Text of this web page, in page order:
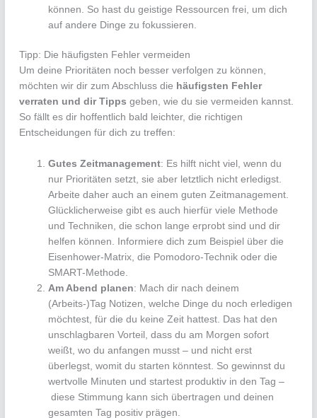
können. So hast du geistige Ressourcen frei, um dich
auf andere Dinge zu fokussieren.
Tipp: Die häufigsten Fehler vermeiden
Um deine Prioritäten noch besser verfolgen zu können,
möchten wir dir zum Abschluss die häufigsten Fehler
verraten und dir Tipps geben, wie du sie vermeiden kannst.
So fällt es dir hoffentlich bald leichter, die richtigen
Entscheidungen für dich zu treffen:
Gutes Zeitmanagement: Es hilft nicht viel, wenn du
nur Prioritäten setzt, sie aber letztlich nicht erledigst.
Arbeite daher auch an einem guten Zeitmanagement.
Glücklicherweise gibt es auch hierfür viele Methode
und Techniken, die schon lange erprobt sind und dir
helfen können. Informiere dich zum Beispiel über die
Eisenhower-Matrix, die Pomodoro-Technik oder die
SMART-Methode.
Am Abend planen: Mach dir nach deinem
(Arbeits-)Tag Notizen, welche Dinge du noch erledigen
möchtest, für die du keine Zeit hattest. Das hat den
unschlagbaren Vorteil, dass du am Morgen sofort
weißt, wo du anfangen musst – und nicht erst
überlegst, womit du starten könntest. So gewinnst du
wertvolle Minuten und startest produktiv in den Tag –
diese Stimmung kann sich übertragen und deinen
gesamten Tag positiv prägen.